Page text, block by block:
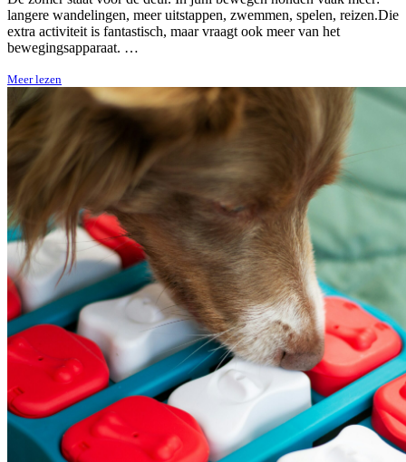
langere wandelingen, meer uitstappen, zwemmen, spelen, reizen.Die
extra activiteit is fantastisch, maar vraagt ook meer van het
bewegingsapparaat. …
Meer lezen